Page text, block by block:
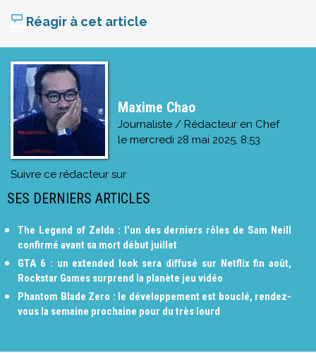
Réagir à cet article
Maxime Chao
Journaliste / Rédacteur en Chef
le mercredi 28 mai 2025, 8:53
Suivre ce rédacteur sur
SES DERNIERS ARTICLES
The Legend of Zelda : l'un des derniers rôles de Sam Neill
confirmé avant sa mort début juillet
GTA 6 : un extended look sera diffusé sur Netflix fin août,
Rockstar Games surprend la planète jeu vidéo
Phantom Blade Zero : le développement est bouclé, rendez-
vous la semaine prochaine pour du très lourd